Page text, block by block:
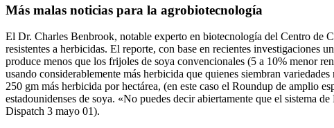
Más malas noticias para la agrobiotecnología
El Dr. Charles Benbrook, notable experto en biotecnología del Centro de
resistentes a herbicidas. El reporte, con base en recientes
produce menos que los frijoles de soya convencionales (5 a 10% menor
usando considerablemente más herbicida que quienes siembran
250 gm más herbicida por hectárea, (en este caso el Roundup de amplio
estadounidenses de soya. «No puedes decir abiertamente que el sistema
Dispatch 3 mayo 01).